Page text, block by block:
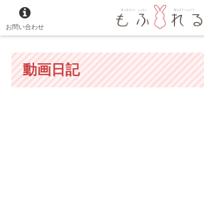
動画日記
お問い合わせ